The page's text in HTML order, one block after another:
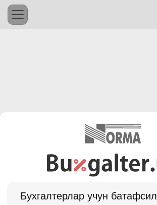
Бухгалтерлар учун батафсил